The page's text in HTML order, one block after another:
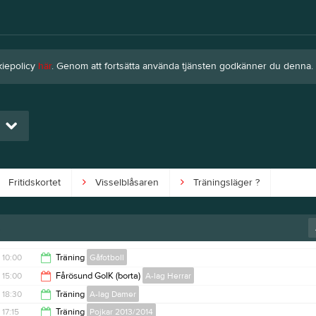
här. Genom att fortsätta använda tjänsten godkänner du denna.
Fritidskortet Visselblåsaren Träningsläger ?
10:00 Träning Gåfotboll
11:15
15:00 Fårösund GoIK (borta) A-lag Herrar
18:00
18:30 Träning A-lag Damer
17:15 Träning Pojkar 2013/2014